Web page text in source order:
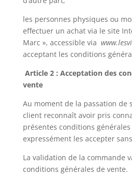
les personnes physiques ou
effectuer un achat via le site
Marc », accessible via
acceptant les conditions
Article 2 : Acceptation des
vente
Au moment de la passation de
client reconnaît avoir pris
présentes conditions
expressément les accepter
La validation de la commande
conditions générales de vente.